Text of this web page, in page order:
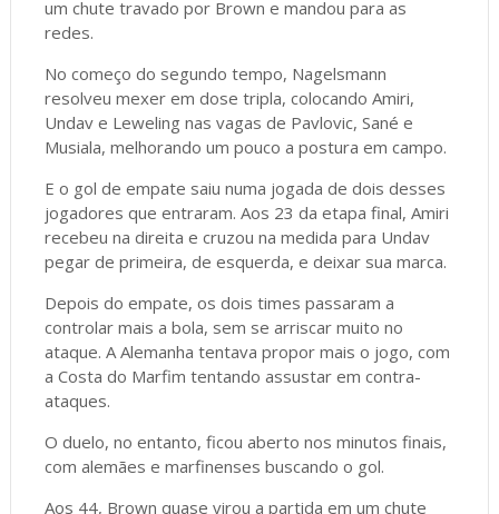
um chute travado por Brown e mandou para as
redes.
No começo do segundo tempo, Nagelsmann
resolveu mexer em dose tripla, colocando Amiri,
Undav e Leweling nas vagas de Pavlovic, Sané e
Musiala, melhorando um pouco a postura em campo.
E o gol de empate saiu numa jogada de dois desses
jogadores que entraram. Aos 23 da etapa final, Amiri
recebeu na direita e cruzou na medida para Undav
pegar de primeira, de esquerda, e deixar sua marca.
Depois do empate, os dois times passaram a
controlar mais a bola, sem se arriscar muito no
ataque. A Alemanha tentava propor mais o jogo, com
a Costa do Marfim tentando assustar em contra-
ataques.
O duelo, no entanto, ficou aberto nos minutos finais,
com alemães e marfinenses buscando o gol.
Aos 44, Brown quase virou a partida em um chute